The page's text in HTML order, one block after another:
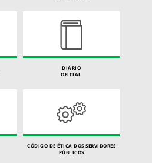
DIÁRIO
OFICIAL
CÓDIGO DE ÉTICA DOS SERVIDORES
PÚBLICOS